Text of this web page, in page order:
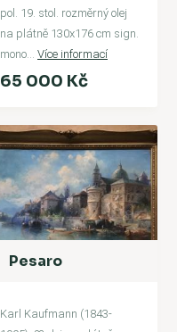
pol. 19. stol. rozměrný olej
na plátně 130x176 cm sign.
mono
Více informací
65 000 Kč
Pesaro
Karl Kaufmann (1843-